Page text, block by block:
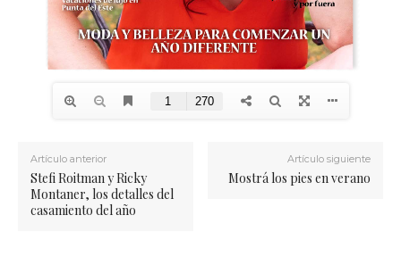
Artículo anterior
Stefi Roitman y Ricky
Montaner, los detalles del
casamiento del año
Artículo siguiente
Mostrá los pies en verano